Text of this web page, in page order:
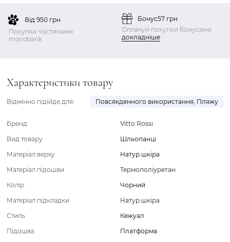
Від 950 грн
Покупка Частинами
monobank
Бонус57 грн
Оплачуй покупки бонусами
докладніше
Характеристики товару
Відмінно підійде для: Повсякденного використання, Пляжу
Бренд
Vitto Rossi
Вид товару
Шльопанці
Матеріал верху
Натур.шкіра
Матеріал підошви
Термополіуретан
Колір
Чорний
Матеріал підкладки
Натур.шкіра
Стиль
Кежуал
Підошва
Платформа